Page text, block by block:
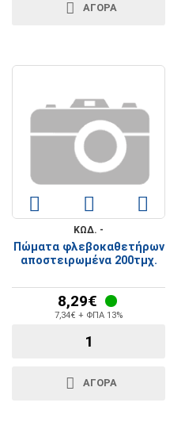
ΑΓΟΡΆ
ΚΩΔ. -
Πώματα φλεβοκαθετήρων
αποστειρωμένα 200τμχ.
8,29€
7,34€ + ΦΠΑ 13%
ΑΓΟΡΆ